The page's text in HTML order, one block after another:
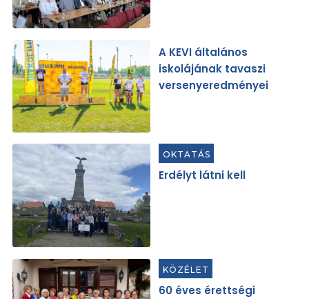
A KEVI általános
iskolájának tavaszi
versenyeredményei
OKTATÁS
Erdélyt látni kell
KÖZÉLET
60 éves érettségi